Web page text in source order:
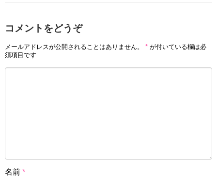
コメントをどうぞ
メールアドレスが公開されることはありません。 * が付いている欄は必
須項目です
名前 *